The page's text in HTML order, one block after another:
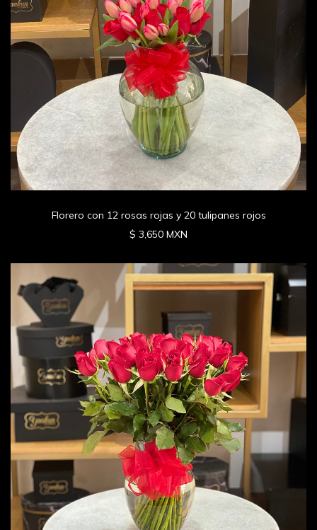
Florero con 12 rosas rojas y 20 tulipanes rojos
$ 3,650 MXN